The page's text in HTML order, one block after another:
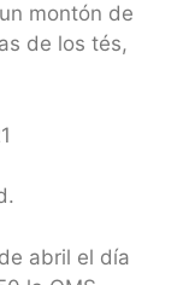
montón de
de los tés,
abril el día